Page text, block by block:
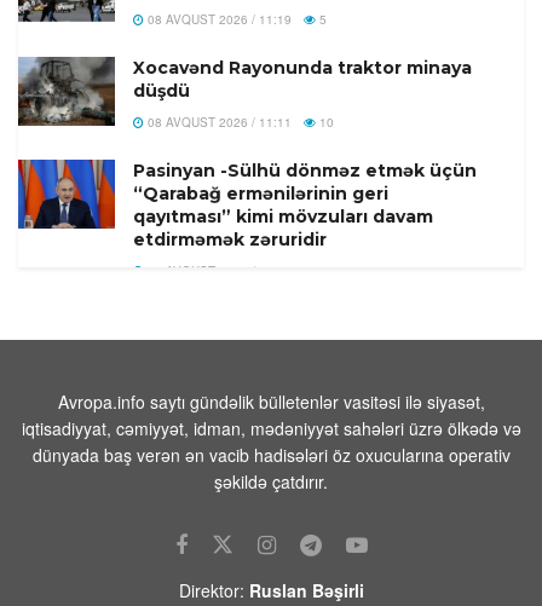
08 AVQUST 2026 / 11:19 5
Xocavənd Rayonunda traktor minaya
düşdü
08 AVQUST 2026 / 11:11 10
Pasinyan -Sülhü dönməz etmək üçün
“Qarabağ ermənilərinin geri
qayıtması” kimi mövzuları davam
etdirməmək zəruridir
08 AVQUST 2026 / 10:54
Türkiyə, Səudiyyə Ərəbistanı və
08 AVQUST 2026 / 10:33 11
Ermənistanın xarici siyasətindəki
ziddiyyətləri bir daha üzə çıxardı
Bərdə rayonunda əkin sahəsindən
08 AVQUST 2026 / 9:51 10
Avropa.info saytı gündəlik bülletenlər vasitəsi ilə siyasət,
iqtisadiyyat, cəmiyyət, idman, mədəniyyət sahələri üzrə ölkədə və
dünyada baş verən ən vacib hadisələri öz oxucularına operativ
şəkildə çatdırır.
Direktor: Ruslan Bəşirli